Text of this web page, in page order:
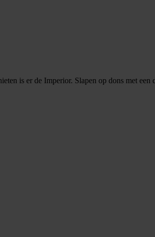
is er de Imperior. Slapen op dons met